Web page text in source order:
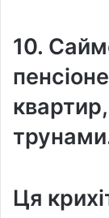
10.
Ця